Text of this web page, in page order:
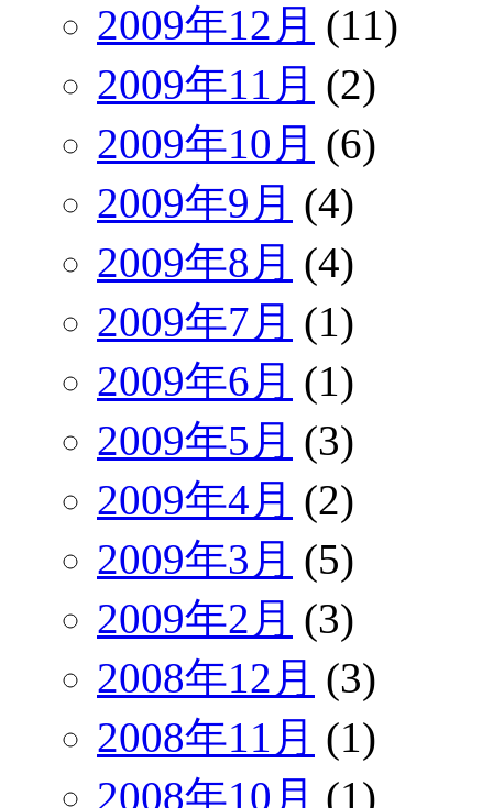
2009年12月 (11)
2009年11月 (2)
2009年10月 (6)
2009年9月 (4)
2009年8月 (4)
2009年7月 (1)
2009年6月 (1)
2009年5月 (3)
2009年4月 (2)
2009年3月 (5)
2009年2月 (3)
2008年12月 (3)
2008年11月 (1)
2008年10月 (1)